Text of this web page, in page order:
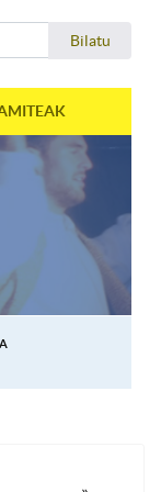
Bilatu